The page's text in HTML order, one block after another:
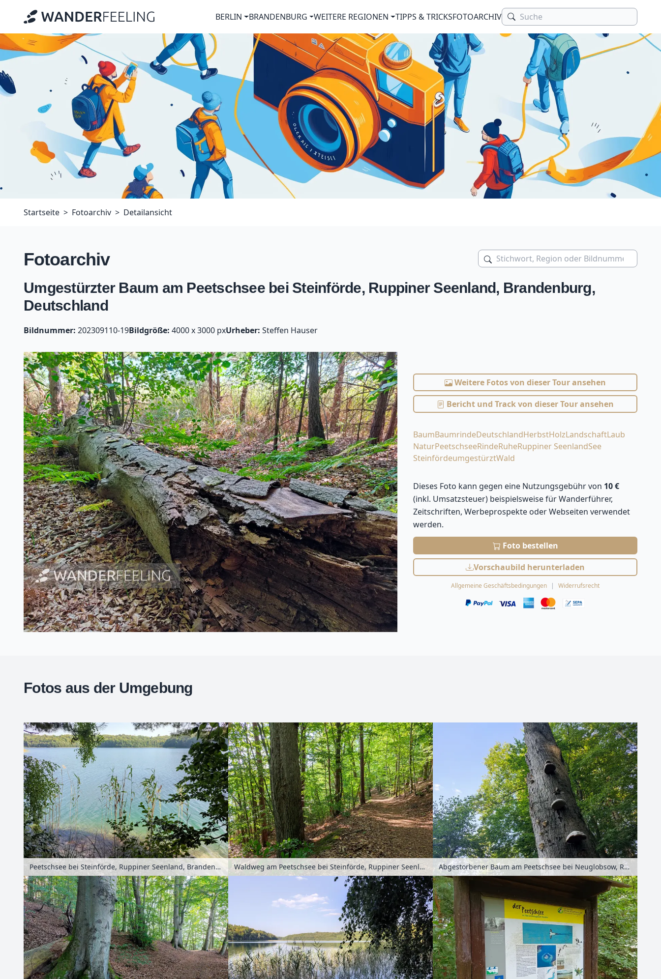
BERLIN BRANDENBURG WEITERE REGIONEN TIPPS & TRICKSFOTOARCHIV
Startseite Fotoarchiv Detailansicht
Fotoarchiv
Umgestürzter Baum am Peetschsee bei Steinförde, Ruppiner Seenland, Brandenburg,
Deutschland
Bildnummer: 202309110-19Bildgröße: 4000 x 3000 pxUrheber: Steffen Hauser
Weitere Fotos von dieser Tour ansehen
Bericht und Track von dieser Tour ansehen
BaumBaumrindeDeutschlandHerbstHolzLandschaftLaub
NaturPeetschseeRindeRuheRuppiner SeenlandSee
SteinfördeumgestürztWald
Dieses Foto kann gegen eine Nutzungsgebühr von 10 €
(inkl. Umsatzsteuer) beispielsweise für Wanderführer,
Zeitschriften, Werbeprospekte oder Webseiten verwendet
werden.
Foto bestellen
Vorschaubild herunterladen
Allgemeine Geschäftsbedingungen Widerrufsrecht
Fotos aus der Umgebung
+
−
Peetschsee bei Steinförde, Ruppiner Seenland, Brandenburg, Deutschland Waldweg am Peetschsee bei Steinförde, Ruppiner Seenland, Brandenburg, Deutschland Abgestorbener Baum am Peetschsee bei Neuglobsow, Ruppiner Seenland, Brandenburg, Deutschland